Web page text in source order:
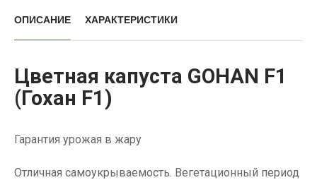
ОПИСАНИЕ ХАРАКТЕРИСТИКИ
Цветная капуста GOHAN F1
(Гохан F1)
Гарантия урожая в жару
Отличная самоукрываемость. Вегетационный период